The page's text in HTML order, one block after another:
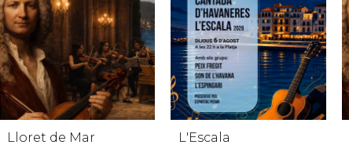
Lloret de Mar L'Escala